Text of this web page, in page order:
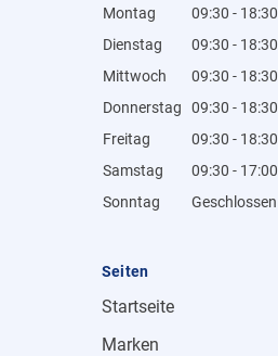
Montag
09:30 - 18:30
Dienstag
09:30 - 18:30
Mittwoch
09:30 - 18:30
Donnerstag
09:30 - 18:30
Freitag
09:30 - 18:30
Samstag
09:30 - 17:00
Sonntag
Geschlossen
Seiten
Startseite
Marken